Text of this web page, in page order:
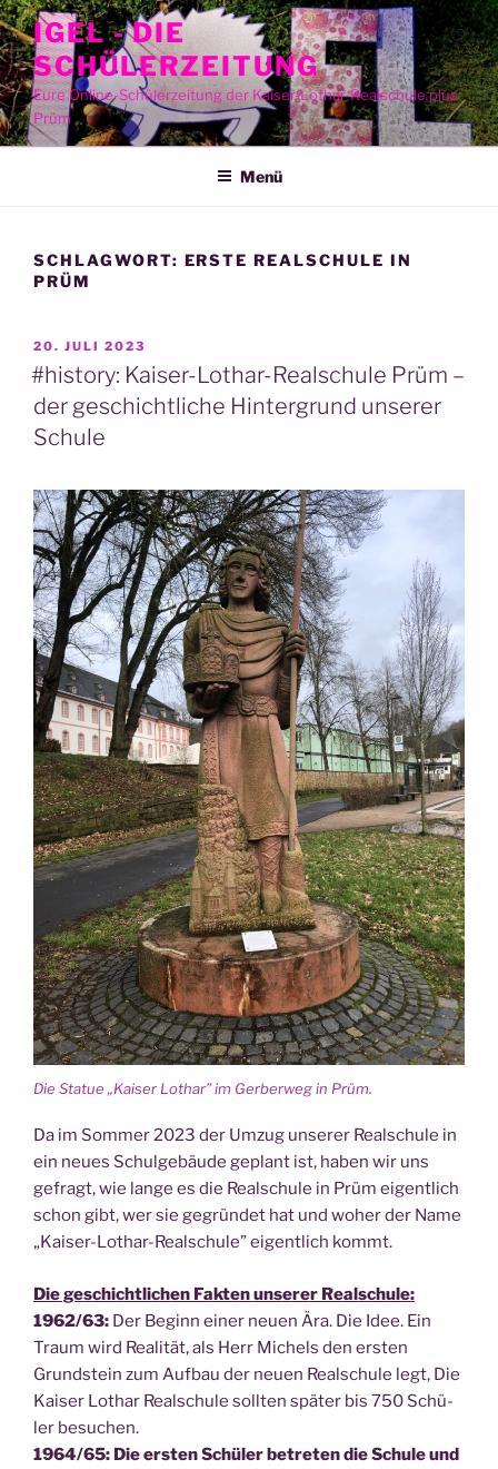
Zum
Inhalt
springen
IGEL - DIE
SCHÜLERZEITUNG
Eure Online-Schülerzeitung der Kaiser-Lothar-Realschule plus
Prüm
Menü
SCHLAGWORT: ERSTE REALSCHULE IN
PRÜM
VERÖFFENTLICHT
AM
20. JULI 2023
#history: Kaiser-Lothar-Realschule Prüm –
der geschichtliche Hintergrund unserer
Schule
Die Sta­tue „Kai­ser Lothar” im Ger­ber­weg in Prüm.
Da im Som­mer 2023 der Umzug unse­rer Real­schu­le in
ein neu­es Schul­ge­bäu­de geplant ist, haben wir uns
gefragt, wie lan­ge es die Real­schu­le in Prüm eigent­lich
schon gibt, wer sie gegrün­det hat und woher der Name
„Kai­ser-Lothar-Real­schu­le” eigent­lich kommt.
Die geschicht­li­chen Fak­ten unse­rer Realschule:
1962/63: Der Beginn einer neu­en Ära. Die Idee. Ein
Traum wird Rea­li­tät, als Herr Michels den ers­ten
Grund­stein zum Auf­bau der neu­en Real­schu­le legt, Die
Kai­ser Lothar Real­schu­le soll­ten spä­ter bis 750 Schü­
ler besuchen.
1964/65: Die ers­ten Schü­ler betre­ten die Schu­le und